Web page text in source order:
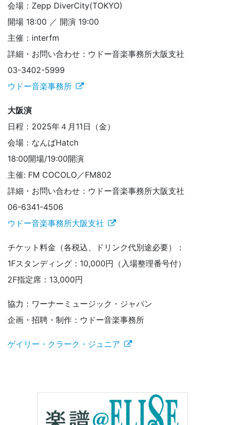
会場：Zepp DiverCity(TOKYO)
開場 18:00 ／ 開演 19:00
主催：interfm
詳細・お問い合わせ：ウドー音楽事務所大阪支社
03-3402-5999
ウドー音楽事務所
大阪演
日程：2025年４月11日（金）
会場：なんばHatch
18:00開場/19:00開演
主催: FM COCOLO／FM802
詳細・お問い合わせ：ウドー音楽事務所大阪支社
06-6341-4506
ウドー音楽事務所大阪支社
チケット料金（各税込、ドリンク代別途必要）：
1Fスタンディング：10,000円（入場整理番号付）
2F指定席：13,000円
協力：ワーナーミュージック・ジャパン
企画・招聘・制作：ウドー音楽事務所
ゲイリー・クラーク・ジュニア